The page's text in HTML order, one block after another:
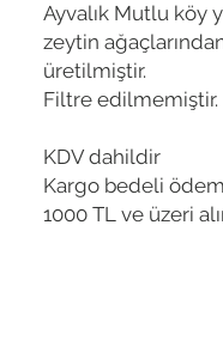
Ayvalık Mutlu köy
zeytin
üretilmiştir.
Filtre edilmemiştir.
KDV dahildir
Kargo bedeli
1000 TL ve üzeri